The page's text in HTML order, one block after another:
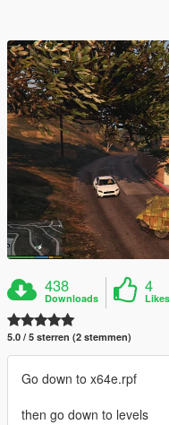
438
Downloads
4
Likes
5.0 / 5 sterren (2 stemmen)
Go down to x64e.rpf
then go down to levels